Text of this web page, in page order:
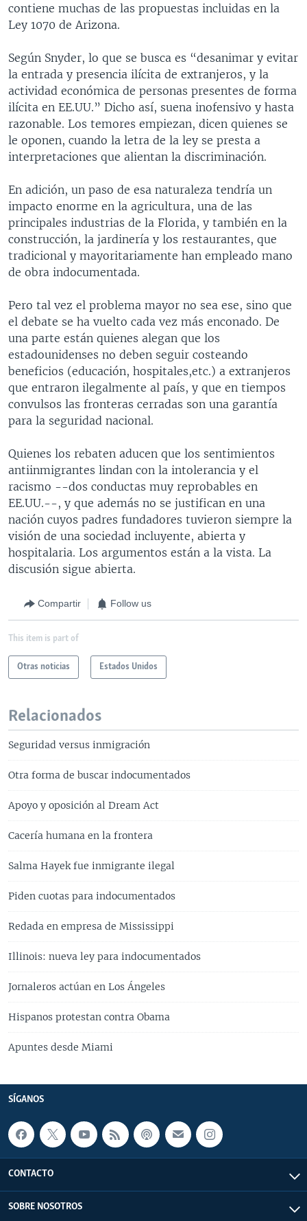
contiene muchas de las propuestas incluidas en la
Ley 1070 de Arizona.
Según Snyder, lo que se busca es “desanimar y evitar
la entrada y presencia ilícita de extranjeros, y la
actividad económica de personas presentes de forma
ilícita en EE.UU.” Dicho así, suena inofensivo y hasta
razonable. Los temores empiezan, dicen quienes se
le oponen, cuando la letra de la ley se presta a
interpretaciones que alientan la discriminación.
En adición, un paso de esa naturaleza tendría un
impacto enorme en la agricultura, una de las
principales industrias de la Florida, y también en la
construcción, la jardinería y los restaurantes, que
tradicional y mayoritariamente han empleado mano
de obra indocumentada.
Pero tal vez el problema mayor no sea ese, sino que
el debate se ha vuelto cada vez más enconado. De
una parte están quienes alegan que los
estadounidenses no deben seguir costeando
beneficios (educación, hospitales,etc.) a extranjeros
que entraron ilegalmente al país, y que en tiempos
convulsos las fronteras cerradas son una garantía
para la seguridad nacional.
Quienes los rebaten aducen que los sentimientos
antiinmigrantes lindan con la intolerancia y el
racismo --dos conductas muy reprobables en
EE.UU.--, y que además no se justifican en una
nación cuyos padres fundadores tuvieron siempre la
visión de una sociedad incluyente, abierta y
hospitalaria. Los argumentos están a la vista. La
discusión sigue abierta.
Compartir Follow us
This item is part of
Otras noticias Estados Unidos
Relacionados
Seguridad versus inmigración
Otra forma de buscar indocumentados
Apoyo y oposición al Dream Act
Cacería humana en la frontera
Salma Hayek fue inmigrante ilegal
Piden cuotas para indocumentados
Redada en empresa de Mississippi
Illinois: nueva ley para indocumentados
Jornaleros actúan en Los Ángeles
Hispanos protestan contra Obama
Apuntes desde Miami
SÍGANOS
CONTACTO
SOBRE NOSOTROS